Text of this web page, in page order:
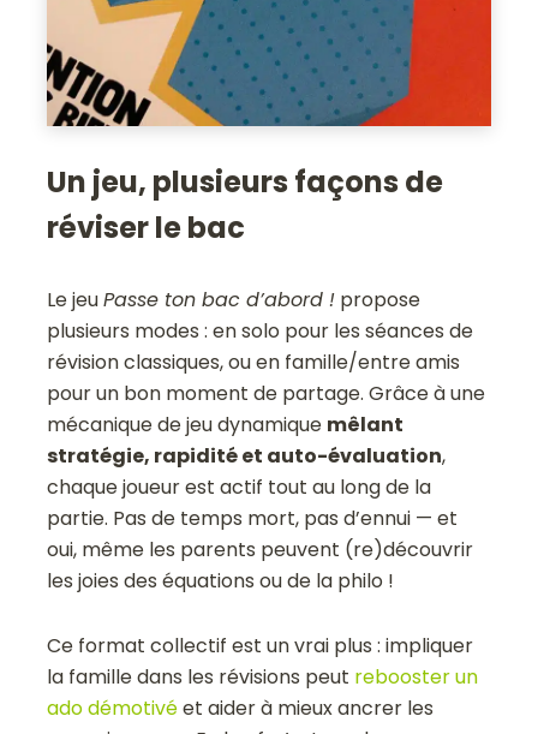
Un jeu, plusieurs façons de
réviser le bac
Le jeuPasse ton bac d’abord ! propose
plusieurs modes : en solo pour les séances de
révision classiques, ou en famille/entre amis
pour un bon moment de partage. Grâce à une
mécanique de jeu dynamique mêlant
stratégie, rapidité et auto-évaluation,
chaque joueur est actif tout au long de la
partie. Pas de temps mort, pas d’ennui — et
oui, même les parents peuvent (re)découvrir
les joies des équations ou de la philo !
Ce format collectif est un vrai plus : impliquer
la famille dans les révisions peut rebooster un
ado démotivéet aider à mieux ancrer les